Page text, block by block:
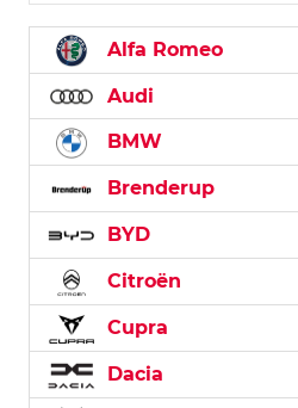
Alfa Romeo
Audi
BMW
Brenderup
BYD
Citroën
Cupra
Dacia